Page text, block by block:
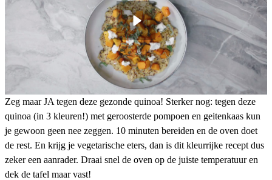
Zeg maar JA tegen deze gezonde quinoa! Sterker nog: tegen deze
quinoa (in 3 kleuren!) met geroosterde pompoen en geitenkaas kun
je gewoon geen nee zeggen. 10 minuten bereiden en de oven doet
de rest. En krijg je vegetarische eters, dan is dit kleurrijke recept dus
zeker een aanrader. Draai snel de oven op de juiste temperatuur en
dek de tafel maar vast!